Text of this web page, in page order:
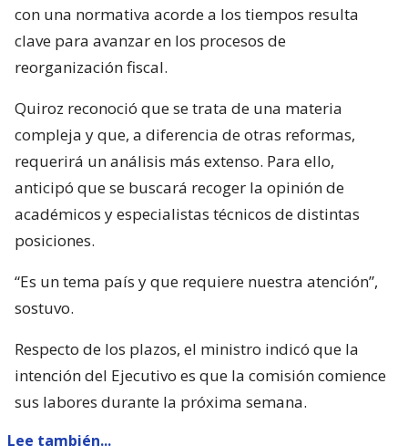
con una normativa acorde a los tiempos resulta
clave para avanzar en los procesos de
reorganización fiscal.
Quiroz reconoció que se trata de una materia
compleja y que, a diferencia de otras reformas,
requerirá un análisis más extenso. Para ello,
anticipó que se buscará recoger la opinión de
académicos y especialistas técnicos de distintas
posiciones.
“Es un tema país y que requiere nuestra atención”,
sostuvo.
Respecto de los plazos, el ministro indicó que la
intención del Ejecutivo es que la comisión comience
sus labores durante la próxima semana.
Lee también...